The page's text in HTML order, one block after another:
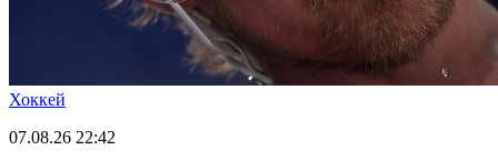
Хоккей
07.08.26 22:42